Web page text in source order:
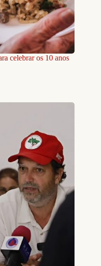
celebrar os 10 anos